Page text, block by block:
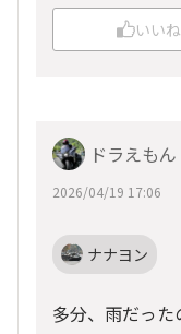
いいね
ドラえもん
2026/04/19 17:06
ナナヨン
多分、雨だっ